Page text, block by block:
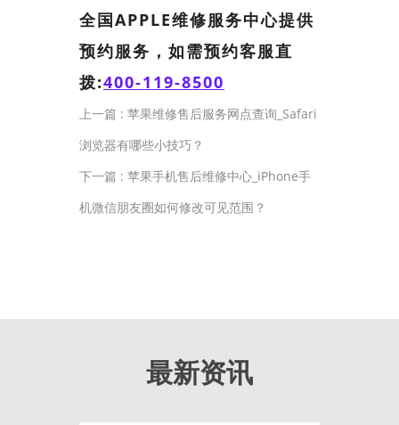
全国APPLE维修服务中心提供
预约服务，如需预约客服直
拨:400-119-8500
上一篇 : 苹果维修售后服务网点查询_Safari
浏览器有哪些小技巧？
下一篇 : 苹果手机售后维修中心_iPhone手
机微信朋友圈如何修改可见范围？
最新资讯